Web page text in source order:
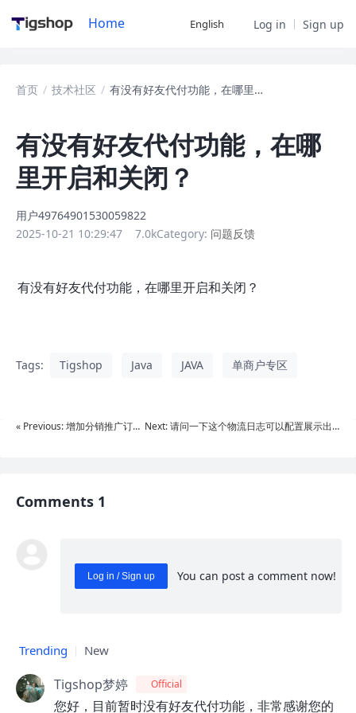
Home English Log in Sign up
首页 / 技术社区 / 有没有好友代付功能，在哪里开启和关闭？
有没有好友代付功能，在哪
里开启和关闭？
用户49764901530059822
2025-10-21 10:29:47
7.0kCategory: 问题反馈
有没有好友代付功能，在哪里开启和关闭？
Tags: Tigshop Java JAVA 单商户专区
« Previous: 增加分销推广订单 Next: 请问一下这个物流日志可以配置展示出
Comments 1
Log in / Sign up
You can post a comment now!
Trending New
Tigshop梦婷 Official
您好，目前暂时没有好友代付功能，非常感谢您的